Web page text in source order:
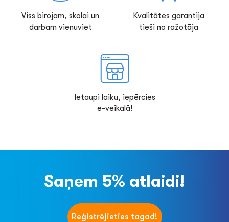
Viss birojam, skolai un
darbam vienuviet
Kvalitātes garantija
tieši no ražotāja
Ietaupi laiku, iepērcies
e-veikalā!
Saņem 5% atlaidi!
Reģistrējieties tagad!